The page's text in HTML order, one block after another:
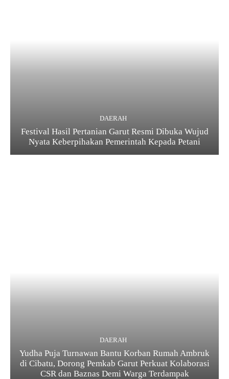
DAERAH
Festival Hasil Pertanian Garut Resmi Dibuka Wujud
Nyata Keberpihakan Pemerintah Kepada Petani
DAERAH
Yudha Puja Turnawan Bantu Korban Rumah Ambruk
di Cibatu, Dorong Pemkab Garut Perkuat Kolaborasi
CSR dan Baznas Demi Warga Terdampak